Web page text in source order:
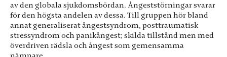
av den globala sjukdomsbördan. Ångeststörningar svarar
för den högsta andelen av dessa. Till gruppen hör bland
annat generaliserat ångestsyndrom, posttraumatisk
stressyndrom och panikångest; skilda tillstånd men med
överdriven rädsla och ångest som gemensamma